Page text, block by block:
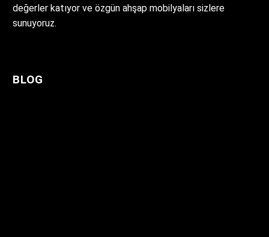
değerler katıyor ve özgün ahşap mobilyaları sizlere
sunuyoruz.
BLOG